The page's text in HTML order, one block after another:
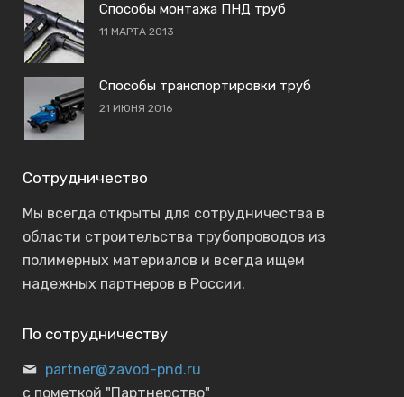
Способы монтажа ПНД труб
11 МАРТА 2013
Способы транспортировки труб
21 ИЮНЯ 2016
Сотрудничество
Мы всегда открыты для сотрудничества в
области строительства трубопроводов из
полимерных материалов и всегда ищем
надежных партнеров в России.
По сотрудничеству
partner@zavod-pnd.ru
с пометкой "Партнерство"